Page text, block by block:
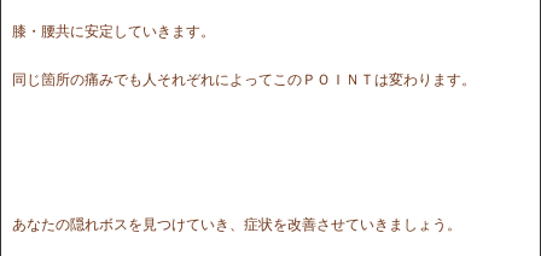
膝・腰共に安定していきます。
同じ箇所の痛みでも人それぞれによってこのＰＯＩＮＴは変わります。
あなたの隠れボスを見つけていき、症状を改善させていきましょう。